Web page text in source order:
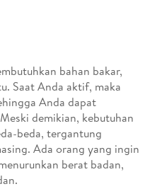
bahan bakar,
Saat Anda aktif, maka
Anda dapat
demikian, kebutuhan
beda, tergantung
Ada orang yang ingin
berat badan,